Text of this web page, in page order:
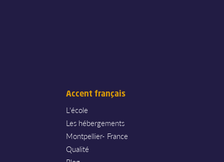
Accent français
L'école
Les hébergements
Montpellier- France
Qualité